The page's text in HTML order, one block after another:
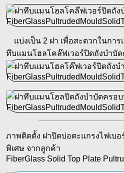
แบ่งเป็น 2 ฝา เพื่อสะดวกในการ
ทึบแมนโฮลโคล๊ฟเวอร์ปิดถังบำบั
ภาพติดตั้ง ฝาปิดบ่อตะแกรงไฟเบ
พิเศษ จากลูกค้า
FiberGlass Solid Top Plate